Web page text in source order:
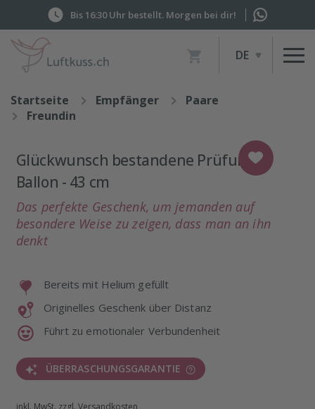
Bis 16:30 Uhr bestellt. Morgen bei dir!
Artikel
Warenkorb
DE
Startseite Empfänger
Paare
Freundin
Glückwunsch bestandene Prüfung
Ballon - 43 cm
Das perfekte Geschenk, um jemanden auf
besondere Weise zu zeigen, dass man an ihn
denkt
Bereits mit Helium gefüllt
Originelles Geschenk über Distanz
Führt zu emotionaler Verbundenheit
ÜBERRASCHUNGSGARANTIE